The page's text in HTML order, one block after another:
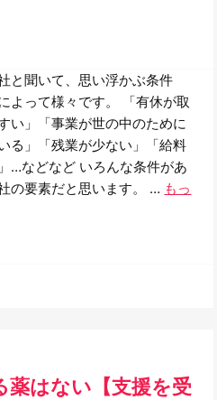
と聞いて、思い浮かぶ条件
よって様々です。 「有休が取
い」「事業が世の中のために
る」「残業が少ない」「給料
…などなど いろんな条件があ
の要素だと思います。 … もっ
薬はない【支援を受